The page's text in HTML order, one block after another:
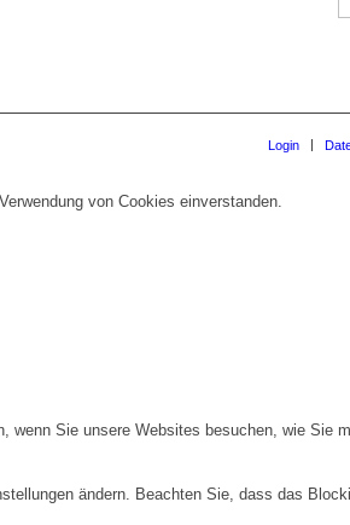
Login
von Cookies einverstanden.
Sie unsere Websites besuchen, wie Sie
ändern. Beachten Sie, dass das